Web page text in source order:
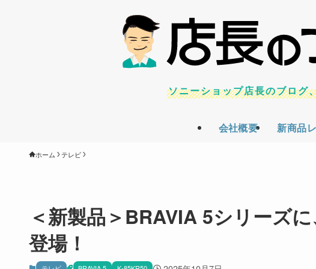
会社概要 新商品
ソニーショップ店長のブログ
ホーム テレビ
＜新製品＞BRAVIA 5シリーズ
登場！